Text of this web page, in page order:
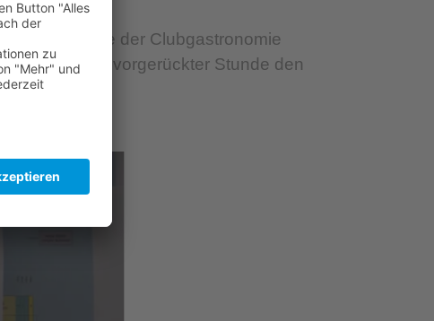
der Küche der Clubgastronomie
erst zu vorgerückter Stunde den
Heimweg.
Auf allen 6 Plätzen konnte gespielt werden